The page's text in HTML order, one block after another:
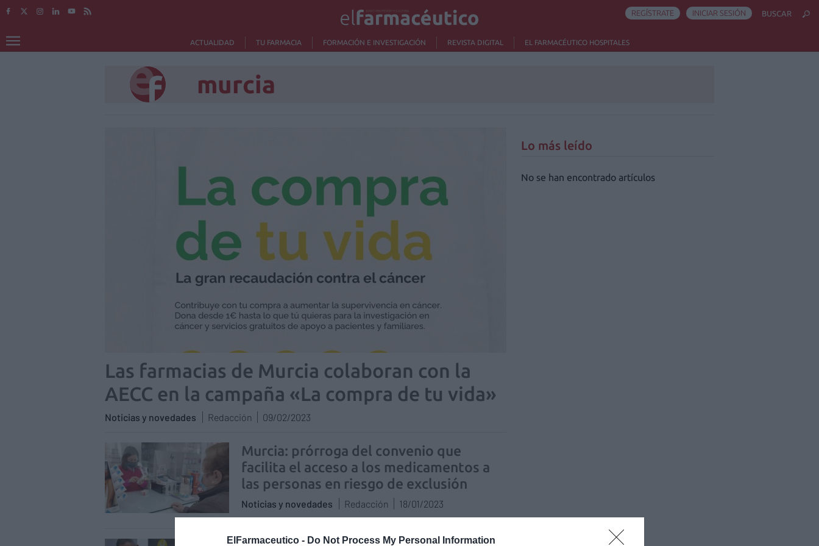
ElFarmaceutico - Do Not Process My Personal Information
ACTUALIDAD TU FARMACIA FORMACIÓN E INVESTIGACIÓN REVISTA DIGITAL EL FARMACÉUTICO HOSPITALES
REGÍSTRATE INICIAR SESIÓN BUSCAR
murcia
Las farmacias de Murcia colaboran con la
AECC en la campaña «La compra de tu vida»
Noticias y novedades Redacción 09/02/2023
Murcia: prórroga del convenio que
facilita el acceso a los medicamentos a
las personas en riesgo de exclusión
Noticias y novedades Redacción 18/01/2023
Lo más leído
No se han encontrado artículos